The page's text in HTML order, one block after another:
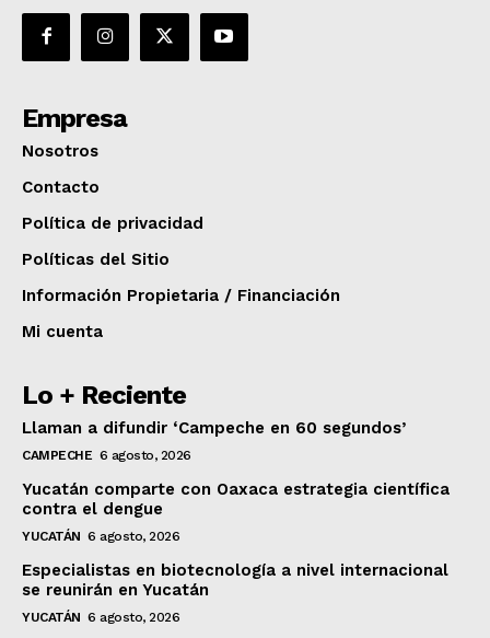
Empresa
Nosotros
Contacto
Política de privacidad
Políticas del Sitio
Información Propietaria / Financiación
Mi cuenta
Lo + Reciente
Llaman a difundir ‘Campeche en 60 segundos’
CAMPECHE 6 agosto, 2026
Yucatán comparte con Oaxaca estrategia científica
contra el dengue
YUCATÁN 6 agosto, 2026
Especialistas en biotecnología a nivel internacional
se reunirán en Yucatán
YUCATÁN 6 agosto, 2026